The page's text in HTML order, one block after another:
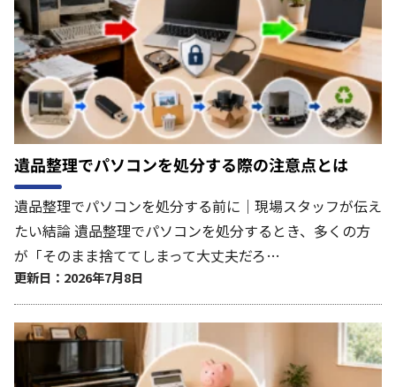
遺品整理でパソコンを処分する際の注意点とは
遺品整理でパソコンを処分する前に｜現場スタッフが伝え
たい結論 遺品整理でパソコンを処分するとき、多くの方
が「そのまま捨ててしまって大丈夫だろ…
更新日：2026年7月8日